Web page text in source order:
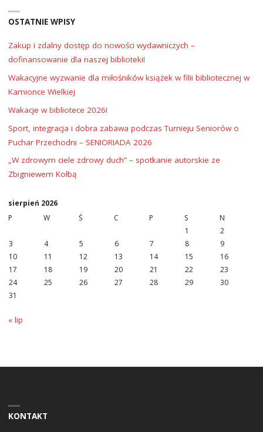
OSTATNIE WPISY
Zakup i zdalny dostęp do nowości wydawniczych –
dofinansowanie dla naszej biblioteki!
Wakacyjne wyzwanie dla miłośników książek w filii bibliotecznej w
Kamionce Wielkiej
Wakacje w bibliotece 2026!
Sport, integracja i dobra zabawa podczas Turnieju Seniorów o
Puchar Przechodni – SENIORIADA 2026
„W zdrowym ciele zdrowy duch” – spotkanie autorskie ze
Zbigniewem Kołbą
sierpień 2026
P
W Ś C P S
N
1
2
3
4 5 6 7 8
9
10
11 12 13 14 15
16
17
18 19 20 21 22
23
24
25 26 27 28 29
30
31
« lip
KONTAKT